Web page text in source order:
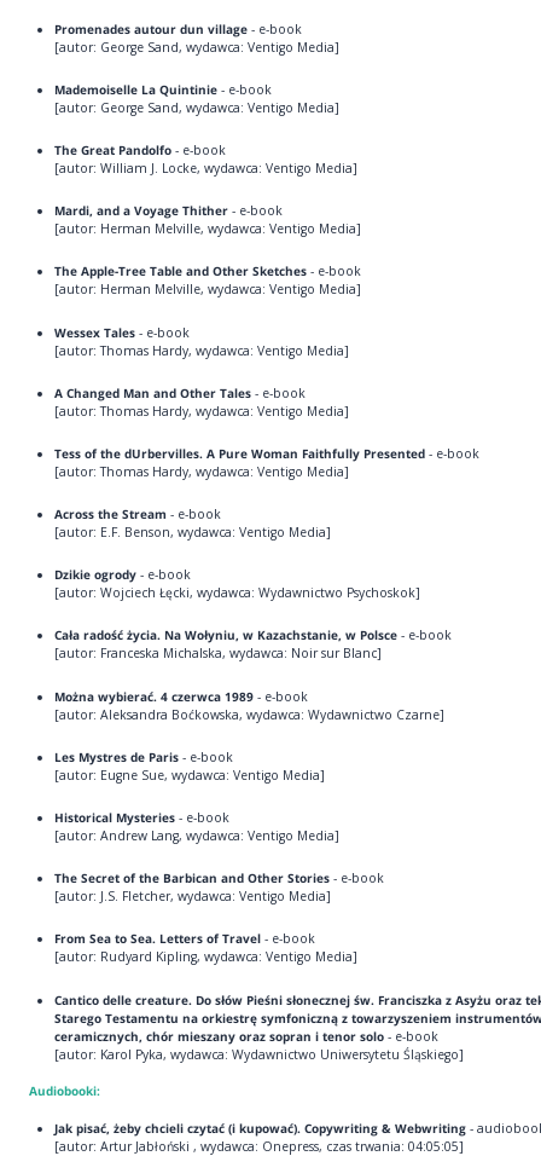
Promenades autour dun village- e-book
[autor: George Sand, wydawca: Ventigo Media]
Mademoiselle La Quintinie- e-book
[autor: George Sand, wydawca: Ventigo Media]
The Great Pandolfo- e-book
[autor: William J. Locke, wydawca: Ventigo Media]
Mardi, and a Voyage Thither- e-book
[autor: Herman Melville, wydawca: Ventigo Media]
The Apple-Tree Table and Other Sketches- e-book
[autor: Herman Melville, wydawca: Ventigo Media]
Wessex Tales- e-book
[autor: Thomas Hardy, wydawca: Ventigo Media]
A Changed Man and Other Tales- e-book
[autor: Thomas Hardy, wydawca: Ventigo Media]
Tess of the dUrbervilles. A Pure Woman Faithfully Presented- e-book
[autor: Thomas Hardy, wydawca: Ventigo Media]
Across the Stream - e-book
[autor: E.F. Benson, wydawca: Ventigo Media]
Dzikie ogrody- e-book
[autor: Wojciech Łęcki, wydawca: Wydawnictwo Psychoskok]
Cała radość życia. Na Wołyniu, w Kazachstanie, w Polsce- e-book
[autor: Franceska Michalska, wydawca: Noir sur Blanc]
Można wybierać. 4 czerwca 1989- e-book
[autor: Aleksandra Boćkowska, wydawca: Wydawnictwo Czarne]
Les Mystres de Paris- e-book
[autor: Eugne Sue, wydawca: Ventigo Media]
Historical Mysteries- e-book
[autor: Andrew Lang, wydawca: Ventigo Media]
The Secret of the Barbican and Other Stories- e-book
[autor: J.S. Fletcher, wydawca: Ventigo Media]
From Sea to Sea. Letters of Travel- e-book
[autor: Rudyard Kipling, wydawca: Ventigo Media]
Cantico delle creature. Do słów Pieśni słonecznej św. Franciszka z Asyżu oraz
Starego Testamentu na orkiestrę symfoniczną z towarzyszeniem
ceramicznych, chór mieszany oraz sopran i tenor solo- e-book
[autor: Karol Pyka, wydawca: Wydawnictwo Uniwersytetu Śląskiego]
Audiobooki:
Jak pisać, żeby chcieli czytać (i kupować). Copywriting & Webwriting-
[autor: Artur Jabłoński , wydawca: Onepress, czas trwania: 04:05:05]